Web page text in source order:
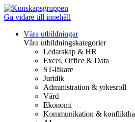
Gå vidare till innehåll
Våra utbildningar
Våra utbildningskategorier
Ledarskap & HR
Excel, Office & Data
ST-läkare
Juridik
Administration & yrkesroll
Vård
Ekonomi
Kommunikation &